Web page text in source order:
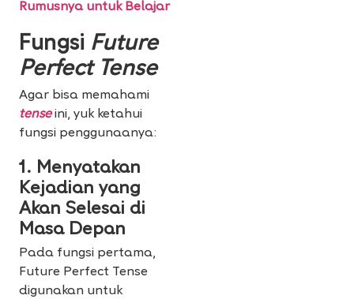
Rumusnya untuk Belajar
Fungsi Future
Perfect Tense
Agar bisa memahami
tense ini, yuk ketahui
fungsi penggunaanya:
1. Menyatakan
Kejadian yang
Akan Selesai di
Masa Depan
Pada fungsi pertama,
Future Perfect Tense
digunakan untuk